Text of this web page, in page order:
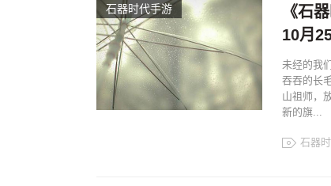
石器时代手游
《石
10月
未经的我
吞吞的长
山祖师，
新的旗...
石器